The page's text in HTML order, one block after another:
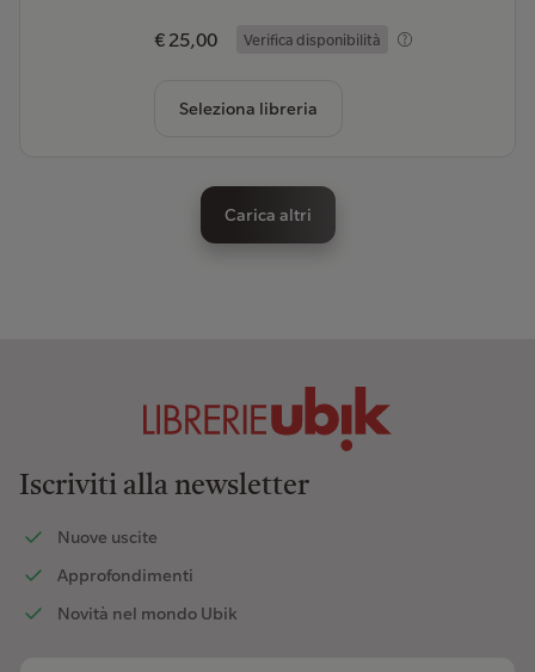
€ 25,00 Verifica disponibilità
Seleziona libreria
Carica altri
Iscriviti alla newsletter
Nuove uscite
Approfondimenti
Novità nel mondo Ubik